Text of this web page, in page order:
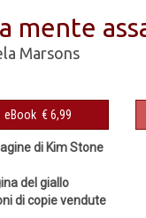
mente
Marsons
eBook € 6,99
di Kim Stone
del giallo
di copie vendute